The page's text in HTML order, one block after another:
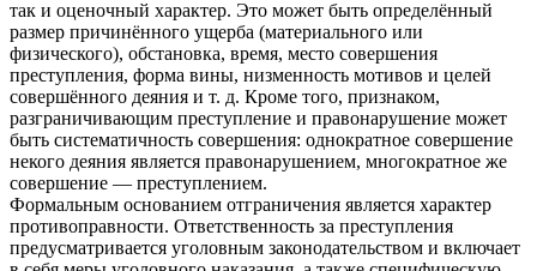
так и оценочный характер. Это может быть определённый
размер причинённого ущерба (материального или
физического), обстановка, время, место совершения
преступления, форма вины, низменность мотивов и целей
совершённого деяния и т. д. Кроме того, признаком,
разграничивающим преступление и правонарушение может
быть систематичность совершения: однократное совершение
некого деяния является правонарушением, многократное же
совершение — преступлением.
Формальным основанием отграничения является характер
противоправности. Ответственность за преступления
предусматривается уголовным законодательством и включает